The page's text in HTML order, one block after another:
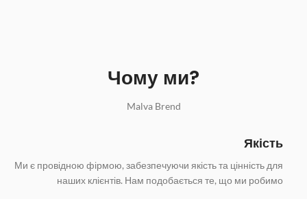
Чому ми?
Malva Brend
Якість
Ми є провідною фірмою, забезпечуючи якість та цінність для
наших клієнтів. Нам подобається те, що ми робимо